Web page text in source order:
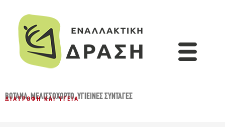
ΒΌΤΑΝΑ,ΜΕΛΙΣΣΌΧΟΡΤΟ,ΥΓΙΕΙΝΈΣ ΣΥΝΤΑΓΈΣ
ΔΙΑΤΡΟΦΉ ΚΑΙ ΥΓΕΊΑ